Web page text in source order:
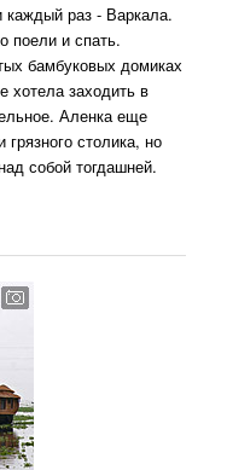
каждый раз - Варкала.
поели и спать.
бамбуковых домиках
хотела заходить в
Аленка еще
грязного столика, но
собой тогдашней.